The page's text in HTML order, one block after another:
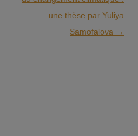
une thèse par Yuliya
Samofalova →